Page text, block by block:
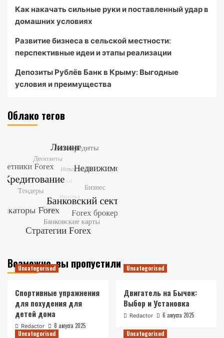
Как накачать сильные руки и поставленный удар в
домашних условиях
Развитие бизнеса в сельской местности:
перспективные идеи и этапы реализации
Депозиты Рублёв Банк в Крыму: Выгодные
условия и преимущества
Облако тегов
Возможно, вы пропустили
Uncategorised
Спортивные упражнения
для похудения для
детей дома
Redactor 8 августа 2025
Uncategorised
Двигатель на Бычок:
Выбор и Установка
Redactor 6 августа 2025
Uncategorised Uncategorised